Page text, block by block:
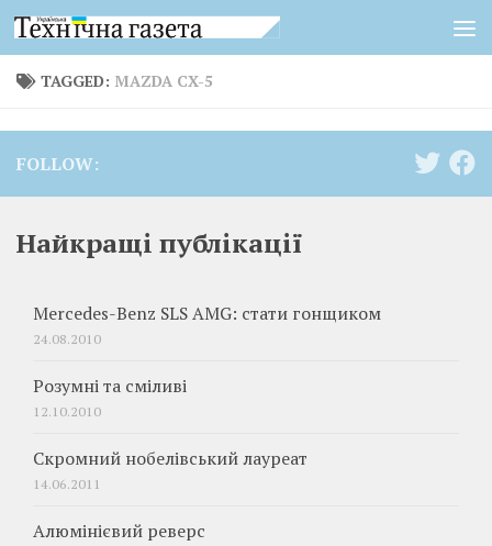
Skip to content
TAGGED: MAZDA CX-5
FOLLOW:
Найкращі публікації
Mercedes-Benz SLS AMG: стати гонщиком
24.08.2010
Розумні та сміливі
12.10.2010
Скромний нобелівський лауреат
14.06.2011
Алюмінієвий реверс